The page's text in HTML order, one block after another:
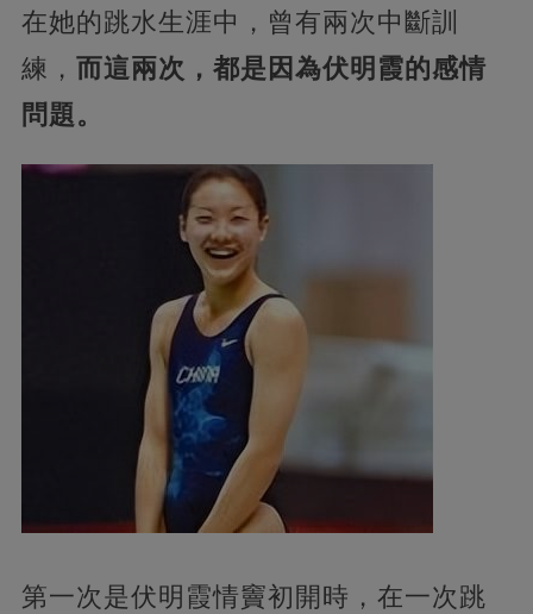
在她的跳水生涯中，曾有兩次中斷訓
練， 而這兩次，都是因為伏明霞的感情
問題。
第一次是伏明霞情竇初開時，在一次跳